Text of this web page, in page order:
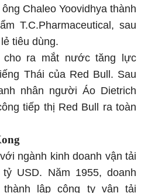
Chaleo Yoovidhya thành
T.C.Pharmaceutical, sau
tiêu dùng.
cho ra mắt nước tăng lực
Thái của Red Bull. Sau
nhân người Áo Dietrich
tiếp thị Red Bull ra toàn
ngành kinh doanh vận tải
USD. Năm 1955, doanh
thành lập công ty vận tải